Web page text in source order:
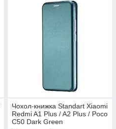
Чохол-книжка Standart Xiaomi
Redmi A1 Plus / A2 Plus / Poco
C50 Dark Green